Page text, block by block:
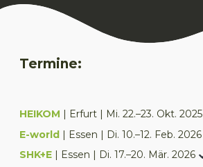
Termine:
HEIKOM | Erfurt | Mi. 22.–23. Okt. 2025
E-world | Essen | Di. 10.–12. Feb. 2026
SHK+E | Essen | Di. 17.–20. Mär. 2026